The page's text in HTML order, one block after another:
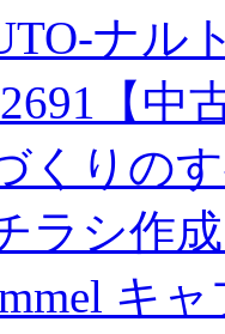
ナル
【中
くりの
ラシ作
キ